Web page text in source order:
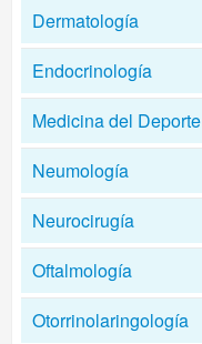
Dermatología
Endocrinología
Medicina del Deporte
Neumología
Neurocirugía
Oftalmología
Otorrinolaringología